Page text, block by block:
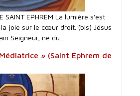
SAINT EPHREM La lumière s'est
joie sur le cœur droit. (bis) Jésus
Seigneur, né du...
» (Saint Éphrem de